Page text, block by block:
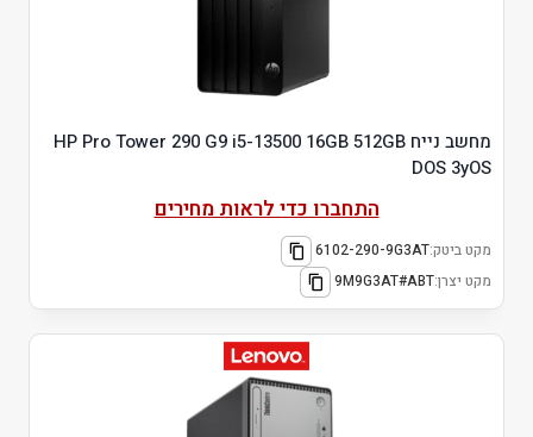
מחשב נייח HP Pro Tower 290 G9 i5-13500 16GB 512GB
DOS 3yOS
התחברו כדי לראות מחירים
מקט ביטק:6102-290-9G3AT
מקט יצרן:9M9G3AT#ABT